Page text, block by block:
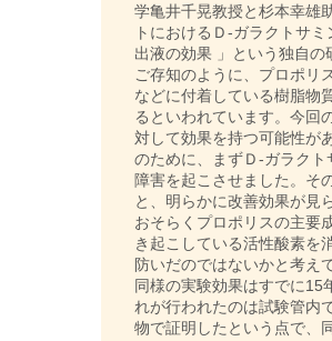
学亀井千晃教授と杉本幸雄
トにおけるＤ‐ガラクトサ
出液の効果 」という独自
ご存知のように、プロポリ
などに付着している樹脂物
るといわれています。今回
対して効果を持つ可能性が
のために、まずＤ‐ガラク
障害を起こさせました。そ
と、明らかに改善効果が見
おそらくプロポリスの主要
き起こしている活性酸素を
防いだのではないかと考
同様の実験効果はすでに15
れが行われたのは試験管内
物で証明したという点で、